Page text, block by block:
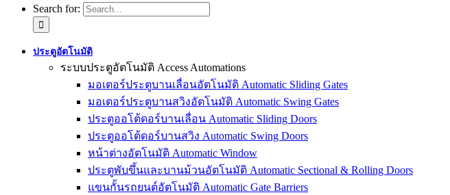
Search for:
ประตูอัตโนมัติ
ระบบประตูอัตโนมัติ Access Automations
มอเตอร์ประตูบานเลื่อนอัตโนมัติ Automatic Sliding Gates
มอเตอร์ประตูบานสวิงอัตโนมัติ Automatic Swing Gates
ประตูออโต้ดอร์บานเลื่อน Automatic Sliding Doors
ประตูออโต้ดอร์บานสวิง Automatic Swing Doors
หน้าต่างอัตโนมัติ Automatic Window
ประตูพับขึ้นและบานม้วนอัตโนมัติ Automatic Sectional & Rolling Doors
แขนกั้นรถยนต์อัตโนมัติ Automatic Gate Barriers